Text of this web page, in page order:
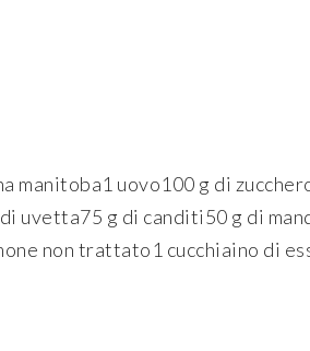
uovo100 g di
uvetta75 g di canditi50 g di
non trattato1 cucchiaino di